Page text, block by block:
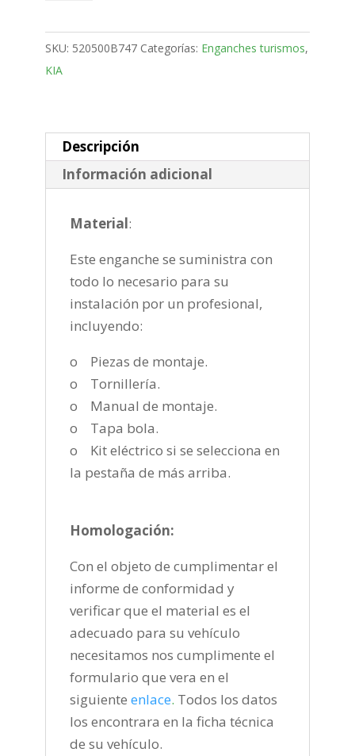
Bola
fija
de
cantidad
SKU: 520500B747 Categorías: Enganches turismos,
KIA
Descripción
Información adicional
Material:
Este enganche se suministra con
todo lo necesario para su
instalación por un profesional,
incluyendo:
o Piezas de montaje.
o Tornillería.
o Manual de montaje.
o Tapa bola.
o Kit eléctrico si se selecciona en
la pestaña de más arriba.
Homologación:
Con el objeto de cumplimentar el
informe de conformidad y
verificar que el material es el
adecuado para su vehículo
necesitamos nos cumplimente el
formulario que vera en el
siguiente enlace. Todos los datos
los encontrara en la ficha técnica
de su vehículo.